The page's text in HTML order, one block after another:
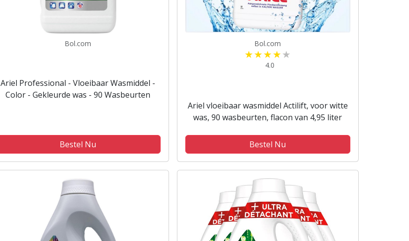
Bol.com
Ariel Professional - Vloeibaar Wasmiddel -
Color - Gekleurde was - 90 Wasbeurten
Bestel Nu
Bol.com
4.0
Ariel vloeibaar wasmiddel Actilift, voor witte
was, 90 wasbeurten, flacon van 4,95 liter
Bestel Nu